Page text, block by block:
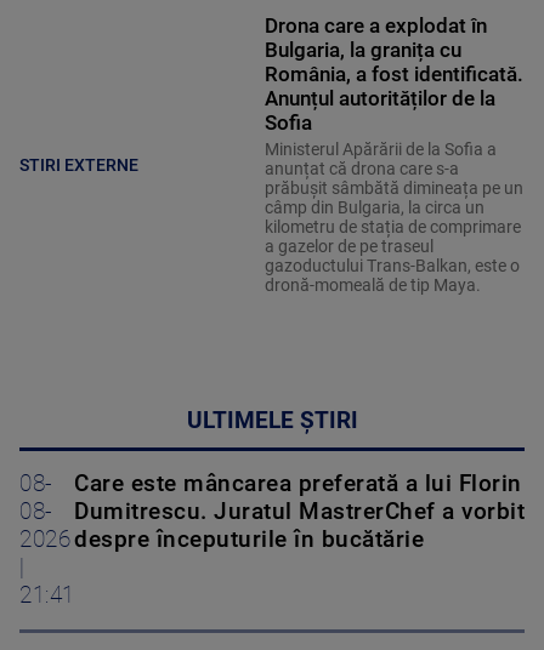
STIRI EXTERNE
Drona care a explodat în
Bulgaria, la granița cu
România, a fost identificată.
Anunțul autorităților de la
Sofia
Ministerul Apărării de la Sofia a
anunțat că drona care s-a
prăbușit sâmbătă dimineața pe un
câmp din Bulgaria, la circa un
kilometru de stația de comprimare
a gazelor de pe traseul
gazoductului Trans-Balkan, este o
dronă-momeală de tip Maya.
ULTIMELE ȘTIRI
08-
08-
2026
|
21:41
Care este mâncarea preferată a lui Florin
Dumitrescu. Juratul MastrerChef a vorbit
despre începuturile în bucătărie